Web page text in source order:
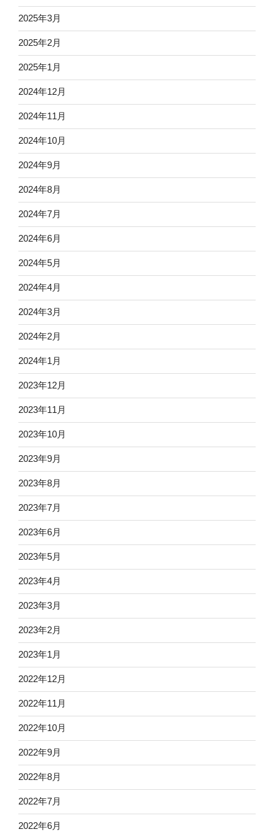
2025年3月
2025年2月
2025年1月
2024年12月
2024年11月
2024年10月
2024年9月
2024年8月
2024年7月
2024年6月
2024年5月
2024年4月
2024年3月
2024年2月
2024年1月
2023年12月
2023年11月
2023年10月
2023年9月
2023年8月
2023年7月
2023年6月
2023年5月
2023年4月
2023年3月
2023年2月
2023年1月
2022年12月
2022年11月
2022年10月
2022年9月
2022年8月
2022年7月
2022年6月